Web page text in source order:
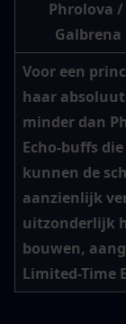
Phrolova /
Galbrena
Voor een
haar
minder dan
Echo-buffs
kunnen de
aanzienlijk
uitzonderlijk
bouwen,
Limited-Time